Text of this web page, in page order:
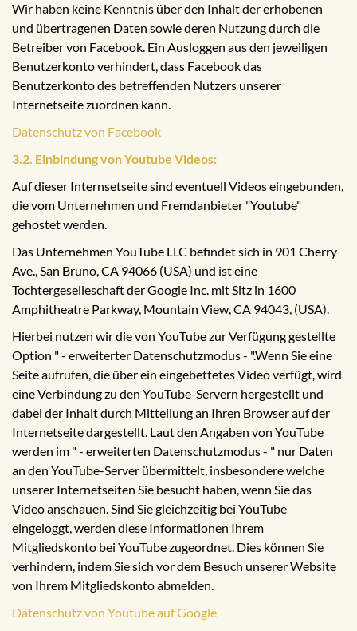
Wir haben keine Kenntnis über den Inhalt der erhobenen
und übertragenen Daten sowie deren Nutzung durch die
Betreiber von Facebook. Ein Ausloggen aus den jeweiligen
Benutzerkonto verhindert, dass Facebook das
Benutzerkonto des betreffenden Nutzers unserer
Internetseite zuordnen kann.
Datenschutz von Facebook
3.2. Einbindung von Youtube Videos:
Auf dieser Internsetseite sind eventuell Videos eingebunden,
die vom Unternehmen und Fremdanbieter "Youtube"
gehostet werden.
Das Unternehmen YouTube LLC befindet sich in 901 Cherry
Ave., San Bruno, CA 94066 (USA) und ist eine
Tochtergeselleschaft der Google Inc. mit Sitz in 1600
Amphitheatre Parkway, Mountain View, CA 94043, (USA).
Hierbei nutzen wir die von YouTube zur Verfügung gestellte
Option " - erweiterter Datenschutzmodus - ".Wenn Sie eine
Seite aufrufen, die über ein eingebettetes Video verfügt, wird
eine Verbindung zu den YouTube-Servern hergestellt und
dabei der Inhalt durch Mitteilung an Ihren Browser auf der
Internetseite dargestellt. Laut den Angaben von YouTube
werden im " - erweiterten Datenschutzmodus - " nur Daten
an den YouTube-Server übermittelt, insbesondere welche
unserer Internetseiten Sie besucht haben, wenn Sie das
Video anschauen. Sind Sie gleichzeitig bei YouTube
eingeloggt, werden diese Informationen Ihrem
Mitgliedskonto bei YouTube zugeordnet. Dies können Sie
verhindern, indem Sie sich vor dem Besuch unserer Website
von Ihrem Mitgliedskonto abmelden.
Datenschutz von Youtube auf Google